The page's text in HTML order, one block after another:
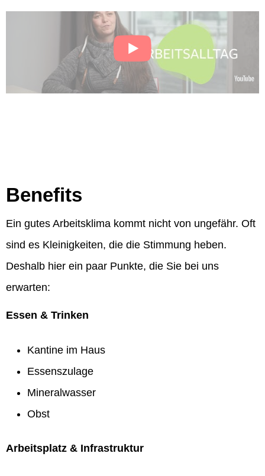
Benefits
Ein gutes Arbeitsklima kommt nicht von ungefähr. Oft
sind es Kleinigkeiten, die die Stimmung heben.
Deshalb hier ein paar Punkte, die Sie bei uns
erwarten:
Essen & Trinken
Kantine im Haus
Essenszulage
Mineralwasser
Obst
Arbeitsplatz & Infrastruktur